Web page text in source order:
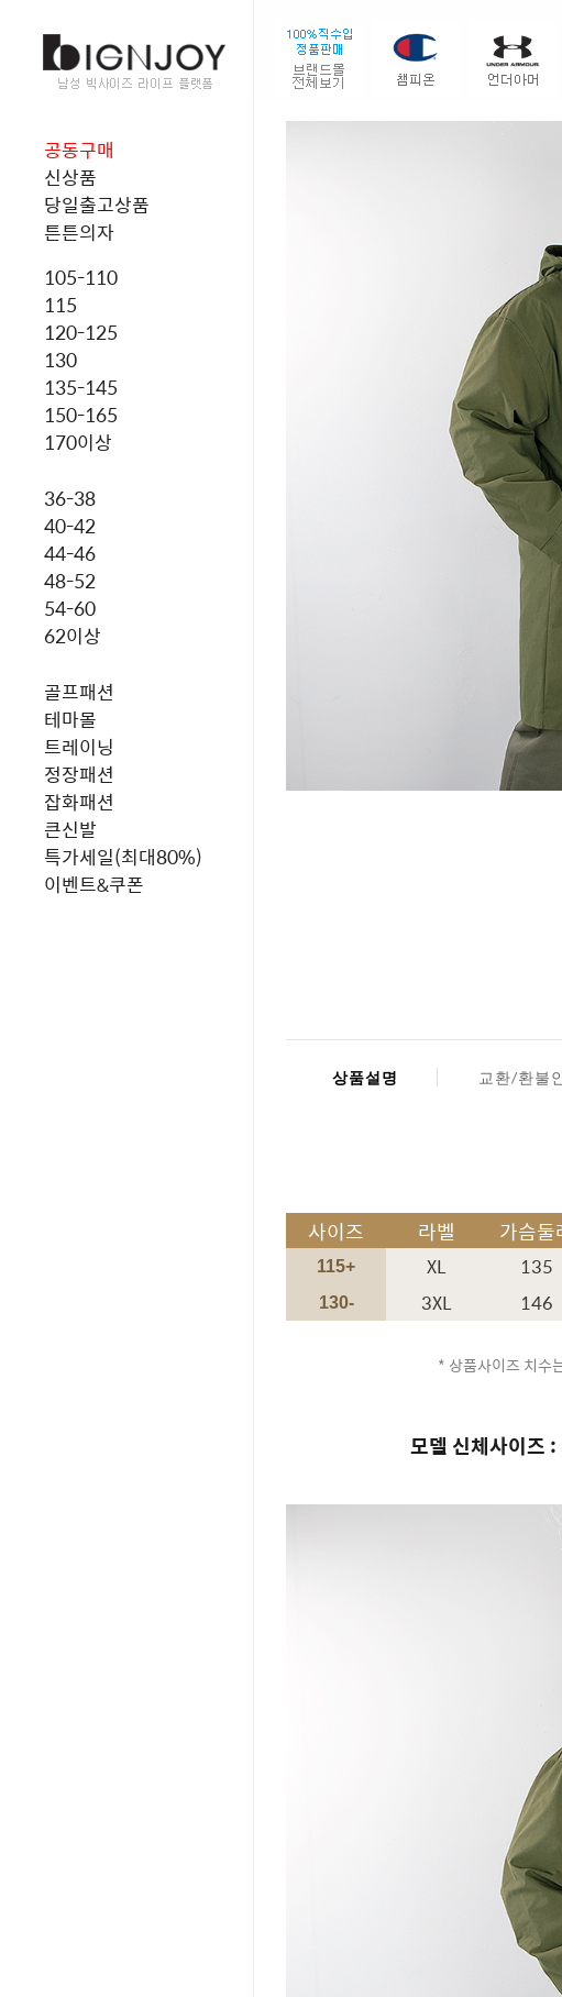
공동구매
신상품
당일출고상품
튼튼의자
105-110
115
120-125
130
135-145
150-165
170이상
36-38
40-42
44-46
48-52
54-60
62이상
골프패션
테마몰
트레이닝
정장패션
잡화패션
큰신발
특가세일(최대80%)
이벤트&쿠폰
상품설명 교환/환불
사이즈 라벨 가슴둘
115+ XL 135
130- 3XL 146
* 상품사이즈 치수
모델 신체사이즈